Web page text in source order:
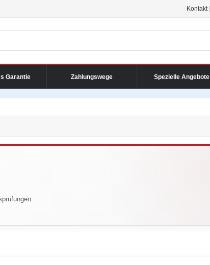
Kontakt
Garantie Zahlungswege Spezielle Angebote